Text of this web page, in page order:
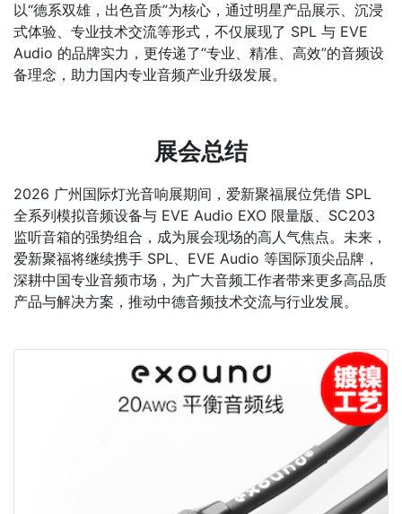
以“德系双雄，出色音质”为核心，通过明星产品展示、沉浸
式体验、专业技术交流等形式，不仅展现了 SPL 与 EVE
Audio 的品牌实力，更传递了“专业、精准、高效”的音频设
备理念，助力国内专业音频产业升级发展。
展会总结
2026 广州国际灯光音响展期间，爱新聚福展位凭借 SPL
全系列模拟音频设备与 EVE Audio EXO 限量版、SC203
监听音箱的强势组合，成为展会现场的高人气焦点。未来，
爱新聚福将继续携手 SPL、EVE Audio 等国际顶尖品牌，
深耕中国专业音频市场，为广大音频工作者带来更多高品质
产品与解决方案，推动中德音频技术交流与行业发展。